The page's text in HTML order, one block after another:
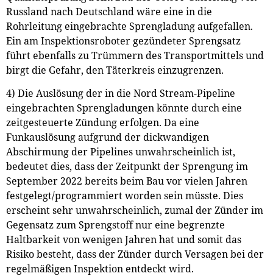
Russland nach Deutschland wäre eine in die
Rohrleitung eingebrachte Sprengladung aufgefallen.
Ein am Inspektionsroboter gezündeter Sprengsatz
führt ebenfalls zu Trümmern des Transportmittels und
birgt die Gefahr, den Täterkreis einzugrenzen.
4) Die Auslösung der in die Nord Stream-Pipeline
eingebrachten Sprengladungen könnte durch eine
zeitgesteuerte Zündung erfolgen. Da eine
Funkauslösung aufgrund der dickwandigen
Abschirmung der Pipelines unwahrscheinlich ist,
bedeutet dies, dass der Zeitpunkt der Sprengung im
September 2022 bereits beim Bau vor vielen Jahren
festgelegt/programmiert worden sein müsste. Dies
erscheint sehr unwahrscheinlich, zumal der Zünder im
Gegensatz zum Sprengstoff nur eine begrenzte
Haltbarkeit von wenigen Jahren hat und somit das
Risiko besteht, dass der Zünder durch Versagen bei der
regelmäßigen Inspektion entdeckt wird.